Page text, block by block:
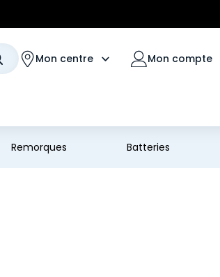
Mon centre Mon compte
Remorques Batteries